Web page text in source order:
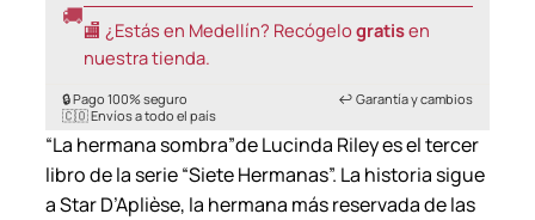
🚚🏬 ¿Estás en Medellín? Recógelo gratisen
nuestra tienda.
🔒 Pago 100% seguro
↩️ Garantía y cambios
🇨🇴 Envíos a todo el país
“La hermana sombra”de Lucinda Riley es el tercer
libro de la serie “Siete Hermanas”. La historia sigue
a Star D’Aplièse, la hermana más reservada de las